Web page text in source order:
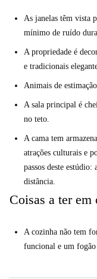
As janelas têm vista
mínimo de ruído
A propriedade é
e tradicionais
Animais de
A sala principal é
no teto.
A cama tem
atrações culturais e
passos deste
distância.
Coisas a ter em
A cozinha não tem
funcional e um